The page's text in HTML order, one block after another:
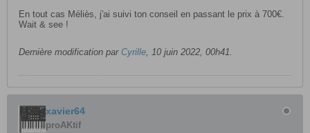
En tout cas Méliès, j'ai suivi ton conseil en passant le prix à 700€.
Wait & see !
Dernière modification par Cyrille, 10 juin 2022, 00h41.
xavier64
proAKtif